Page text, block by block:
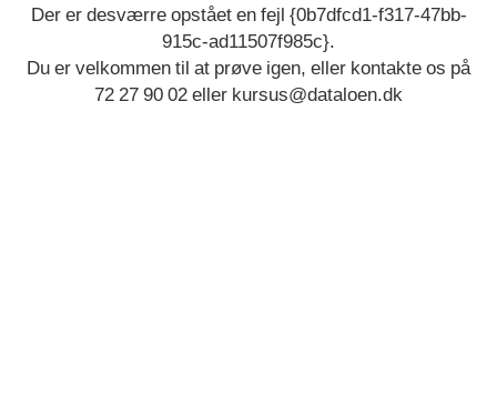
Der er desværre opstået en fejl {0b7dfcd1-f317-47bb-
915c-ad11507f985c}.
Du er velkommen til at prøve igen, eller kontakte os på
72 27 90 02 eller kursus@dataloen.dk